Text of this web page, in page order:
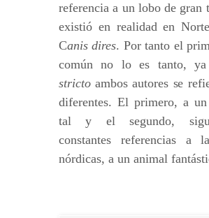
referencia a un lobo de gran
existió en realidad en
Canis dires. Por tanto el
común no lo es tanto,
stricto ambos autores se
diferentes. El primero, a
tal y el segundo,
constantes referencias a
nórdicas, a un animal